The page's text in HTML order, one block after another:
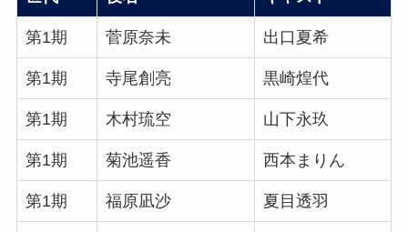
第1期 菅原奈未 出口夏希
第1期 寺尾創亮 黒崎煌代
第1期 木村琉空 山下永玖
第1期 菊池遥香 西本まりん
第1期 福原凪沙 夏目透羽